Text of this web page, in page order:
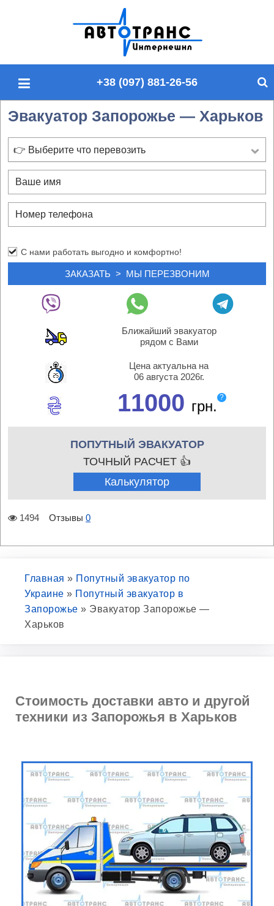
п
о
й
у
+38 (097) 881-26-56
Эвакуатор Запорожье — Харьков
👉 Выберите что перевозить
С нами работать выгодно и комфортно!
Ближайший эвакуатор
рядом с Вами
Цена актуальна на
06 августа 2026г.
11000 грн.
?
ПОПУТНЫЙ ЭВАКУАТОР
ТОЧНЫЙ РАСЧЕТ 👍
Калькулятор
1494 Отзывы 0
Главная » Попутный эвакуатор по
Украине » Попутный эвакуатор в
Запорожье » Эвакуатор Запорожье —
Харьков
Стоимость доставки авто и другой
техники из Запорожья в Харьков